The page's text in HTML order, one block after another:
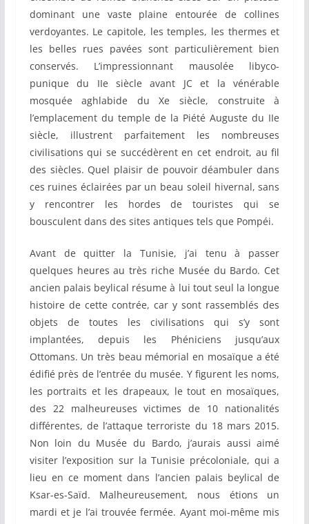
dominant une vaste plaine entourée de collines
verdoyantes. Le capitole, les temples, les thermes et
les belles rues pavées sont particulièrement bien
conservés. L’impressionnant mausolée libyco-
punique du IIe siècle avant JC et la vénérable
mosquée aghlabide du Xe siècle, construite à
l’emplacement du temple de la Piété Auguste du IIe
siècle, illustrent parfaitement les nombreuses
civilisations qui se succédèrent en cet endroit, au fil
des siècles. Quel plaisir de pouvoir déambuler dans
ces ruines éclairées par un beau soleil hivernal, sans
y rencontrer les hordes de touristes qui se
bousculent dans des sites antiques tels que Pompéi.
Avant de quitter la Tunisie, j’ai tenu à passer
quelques heures au très riche Musée du Bardo. Cet
ancien palais beylical résume à lui tout seul la longue
histoire de cette contrée, car y sont rassemblés des
objets de toutes les civilisations qui s’y sont
implantées, depuis les Phéniciens jusqu’aux
Ottomans. Un très beau mémorial en mosaïque a été
édifié près de l’entrée du musée. Y figurent les noms,
les portraits et les drapeaux, le tout en mosaïques,
des 22 malheureuses victimes de 10 nationalités
différentes, de l’attaque terroriste du 18 mars 2015.
Non loin du Musée du Bardo, j’aurais aussi aimé
visiter l’exposition sur la Tunisie précoloniale, qui a
lieu en ce moment dans l’ancien palais beylical de
Ksar-es-Saïd. Malheureusement, nous étions un
mardi et je l’ai trouvée fermée. Ayant moi-même mis